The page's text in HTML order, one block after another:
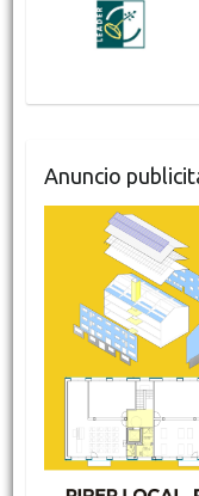
Anuncio